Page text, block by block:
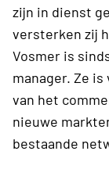
zijn in dienst
versterken zij
Vosmer is
manager. Ze
van het
nieuwe
bestaande